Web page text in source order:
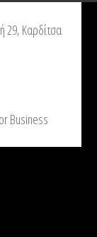
29, Καρδίτσα
Business